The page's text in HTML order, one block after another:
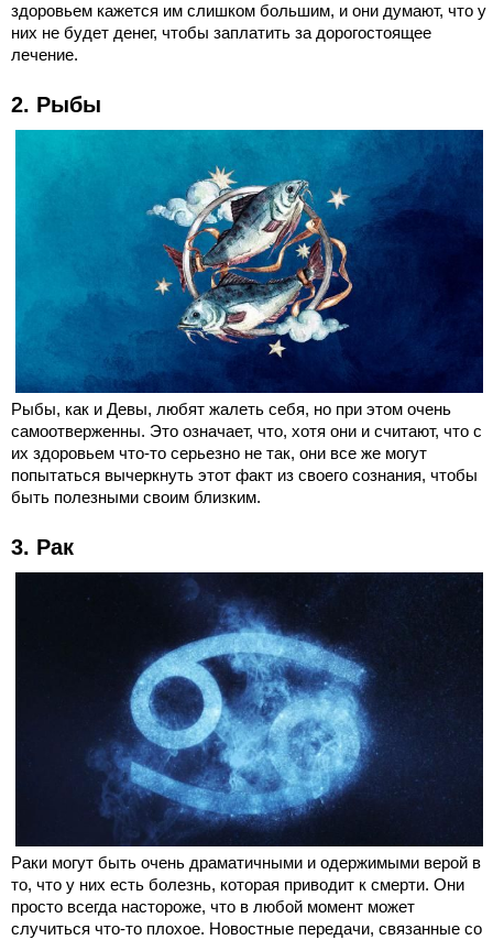
здоровьем кажется им слишком большим, и они думают, что у
них не будет денег, чтобы заплатить за дорогостоящее
лечение.
2. Рыбы
Рыбы, как и Девы, любят жалеть себя, но при этом очень
самоотверженны. Это означает, что, хотя они и считают, что с
их здоровьем что-то серьезно не так, они все же могут
попытаться вычеркнуть этот факт из своего сознания, чтобы
быть полезными своим близким.
3. Рак
Раки могут быть очень драматичными и одержимыми верой в
то, что у них есть болезнь, которая приводит к смерти. Они
просто всегда настороже, что в любой момент может
случиться что-то плохое. Новостные передачи, связанные со